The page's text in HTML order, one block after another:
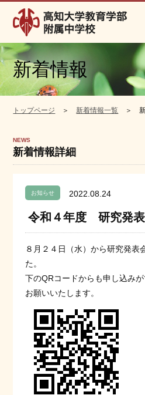
高
新着情報
トップページ ＞ 新着情報一覧 ＞ 新
NEWS
新着情報詳細
お知らせ 2022.08.24
令和４年度 研究発
８月２４日（水）から研究発表
た。
下のQRコードからも申し込み
お願いいたします。